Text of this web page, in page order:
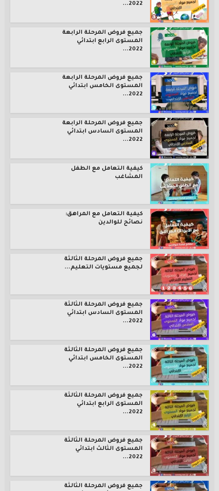
2022...
جميع فروض المرحلة الرابعة
المستوى الرابع ابتدائي
2022...
جميع فروض المرحلة الرابعة
المستوى الخامس ابتدائي
2022...
جميع فروض المرحلة الرابعة
المستوى السادس ابتدائي
2022...
كيفية التعامل مع الطفل
المشاغب
كيفية التعامل مع المراهق:
نصائح للوالدين
جميع فروض المرحلة الثالثة
لجميع مستويات التعليم...
جميع فروض المرحلة الثالثة
المستوى السادس ابتدائي
2022...
جميع فروض المرحلة الثالثة
المستوى الخامس ابتدائي
2022...
جميع فروض المرحلة الثالثة
المستوى الرابع ابتدائي
2022...
جميع فروض المرحلة الثالثة
المستوى الثالث ابتدائي
2022...
جميع فروض المرحلة الثالثة